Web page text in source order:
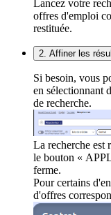
Lancez votre
offres d'emploi
restituée.
2. Affiner les
Si besoin, vous
en sélectionnant
de recherche.
La recherche est
le bouton «
ferme.
Pour certains
d'offres